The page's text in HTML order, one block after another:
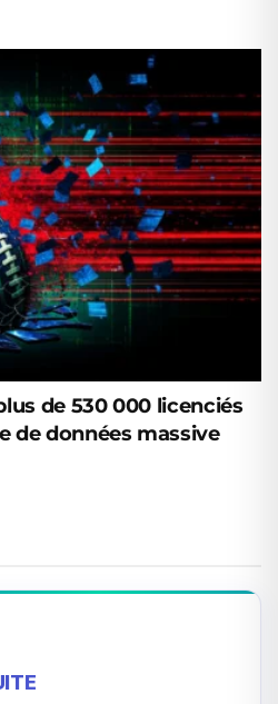
de 530 000 licenciés
de données massive